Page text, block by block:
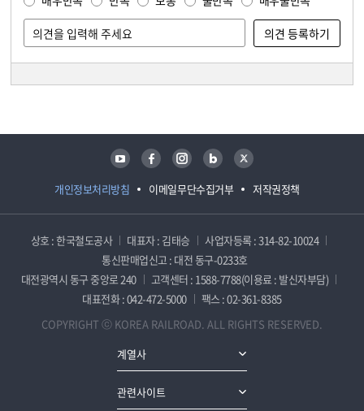
개인정보처리방침 이메일무단수집거부 저작권정책
유튜브 페이스북 인스타그램 블로그 트위터
상호 : 한국철도공사 대표자 : 김태승
사업자등록 : 314-82-10024
통신판매업신고 : 대전 동구-0233호
대전광역시 동구 중앙로 240
고객센터 : 1588-7788(이용료 : 발신자부담)
대표전화 : 042-472-5000
팩스 : 02-361-8385
COPYRIGHT ⓒ KOREA RAILROAD. ALL RIGHTS RESERVED.
계열사
관련사이트